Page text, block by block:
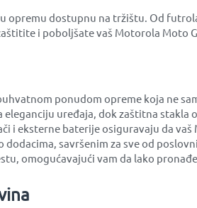
opremu dostupnu na tržištu. Od
i poboljšate vaš Motorola Moto
ponudom opreme koja ne
uređaja, dok zaštitna
i eksterne baterije osiguravaju da
savršenim za sve od
omogućavajući vam da lako